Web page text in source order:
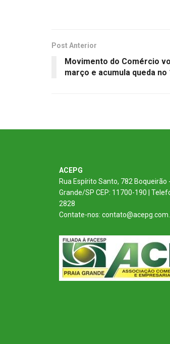
Post Anterior
Movimento do Comércio
março e acumula queda no
ACEPG
Rua Espírito Santo, 782 Boqueirão
Grande/SP CEP: 11700-190 |
2828
Contate-nos: